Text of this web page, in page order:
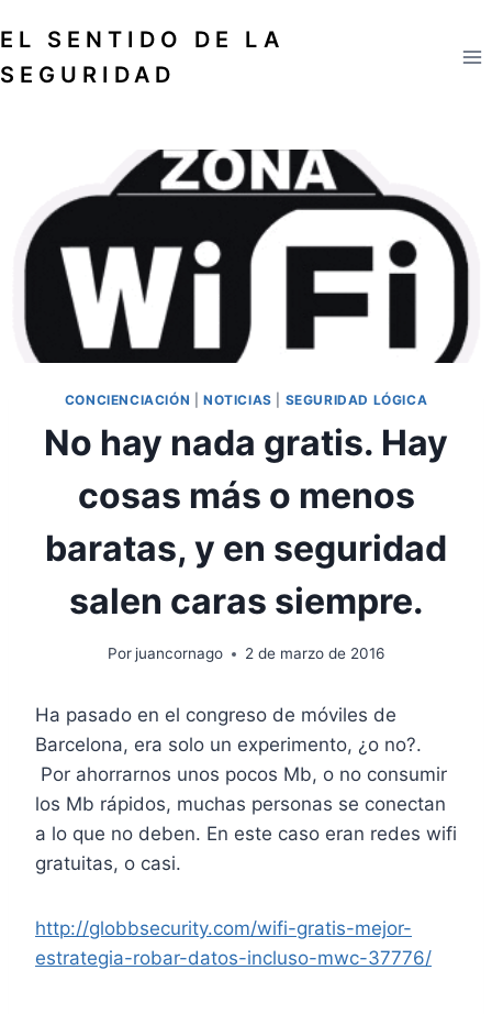
al
contenido
EL SENTIDO DE LA
SEGURIDAD
CONCIENCIACIÓN |NOTICIAS SEGURIDAD LÓGICA
No hay nada gratis. Hay
cosas más o menos
baratas, y en seguridad
salen caras siempre.
Por juancornago 2 de marzo de 2016
Ha pasado en el congreso de móviles de
Barcelona, era solo un experimento, ¿o no?.
Por ahorrarnos unos pocos Mb, o no consumir
los Mb rápidos, muchas personas se conectan
a lo que no deben. En este caso eran redes wifi
gratuitas, o casi.
http://globbsecurity.com/wifi-gratis-mejor-
estrategia-robar-datos-incluso-mwc-37776/